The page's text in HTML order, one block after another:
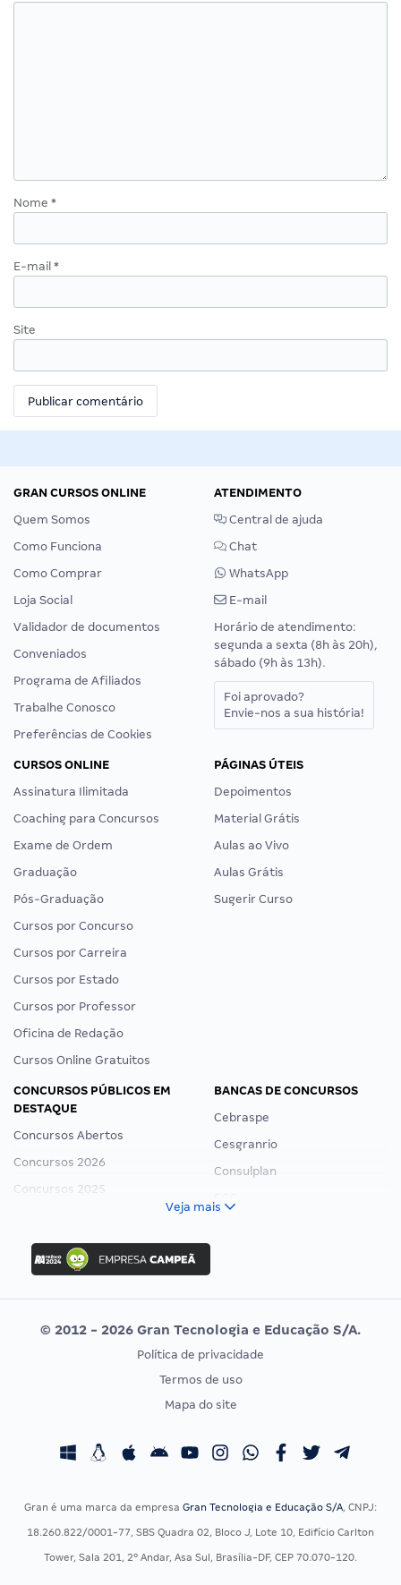
Nome *
E-mail *
Site
GRAN CURSOS ONLINE
Quem Somos
Como Funciona
Como Comprar
Loja Social
Validador de documentos
Conveniados
Programa de Afiliados
Trabalhe Conosco
Preferências de Cookies
ATENDIMENTO
Central de ajuda
Chat
WhatsApp
E-mail
Horário de atendimento:
segunda a sexta (8h às 20h),
sábado (9h às 13h).
Foi aprovado?
Envie-nos a sua história!
CURSOS ONLINE
Assinatura Ilimitada
Coaching para Concursos
Exame de Ordem
Graduação
Pós-Graduação
Cursos por Concurso
Cursos por Carreira
Cursos por Estado
Cursos por Professor
Oficina de Redação
Cursos Online Gratuitos
PÁGINAS ÚTEIS
Depoimentos
Material Grátis
Aulas ao Vivo
Aulas Grátis
Sugerir Curso
CONCURSOS PÚBLICOS EM
DESTAQUE
Concursos Abertos
Concursos 2026
Concursos 2025
Concurso Ibama
Concurso MPU
Editais publicados
BANCAS DE CONCURSOS
Cebraspe
Cesgranrio
Consulplan
Vunesp
CONCURSOS POR PROFISSÃO
Concursos Fiscais
EXAME DE ORDEM
Calendário OAB
Veja mais
© 2012 - 2026 Gran Tecnologia e Educação S/A.
Política de privacidade
Termos de uso
Mapa do site
Gran é uma marca da empresa Gran Tecnologia e Educação S/A, CNPJ:
18.260.822/0001-77, SBS Quadra 02, Bloco J, Lote 10, Edifício Carlton
Tower, Sala 201, 2º Andar, Asa Sul, Brasília-DF, CEP 70.070-120.